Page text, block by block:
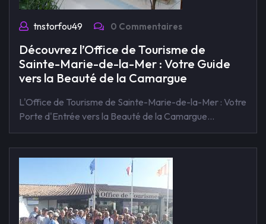
tnstorfou49 0 Commentaires
Découvrez l’Office de Tourisme de
Sainte-Marie-de-la-Mer : Votre Guide
vers la Beauté de la Camargue
L'Office de Tourisme de Sainte-Marie-de-la-Mer : Votre
Porte d'Entrée vers la Beauté de la Camargue…